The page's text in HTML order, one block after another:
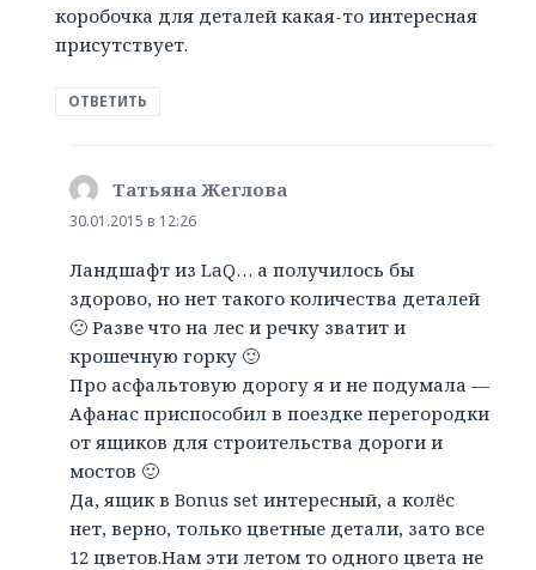
коробочка для деталей какая-то интересная
присутствует.
ОТВЕТИТЬ
Татьяна Жеглова
30.01.2015 в 12:26
Ландшафт из LaQ… а получилось бы
здорово, но нет такого количества деталей
🙁 Разве что на лес и речку зватит и
крошечную горку 🙂
Про асфальтовую дорогу я и не подумала —
Афанас приспособил в поездке перегородки
от ящиков для строительства дороги и
мостов 🙂
Да, ящик в Bonus set интересный, а колёс
нет, верно, только цветные детали, зато все
12 цветов.Нам эти летом то одного цвета не